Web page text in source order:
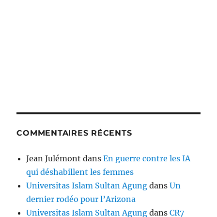
COMMENTAIRES RÉCENTS
Jean Julémont dansEn guerre contre les IA
qui déshabillent les femmes
Universitas Islam Sultan Agung dansUn
dernier rodéo pour l’Arizona
Universitas Islam Sultan Agung dansCR7